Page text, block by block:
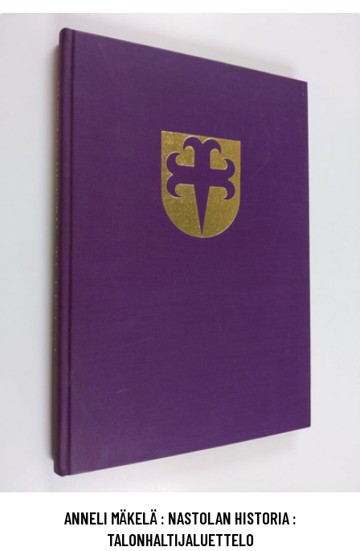
ANNELI MÄKELÄ : NASTOLAN HISTORIA :
TALONHALTIJALUETTELO